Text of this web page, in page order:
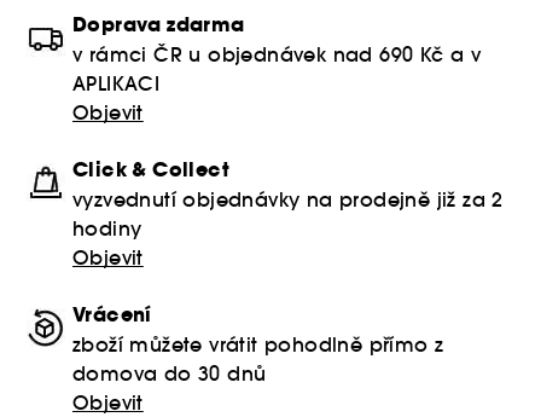
Doprava zdarma
v rámci ČR u objednávek nad 690 Kč a v
APLIKACI
Objevit
Click & Collect
vyzvednutí objednávky na prodejně již za 2
hodiny
Objevit
Vrácení
zboží můžete vrátit pohodlně přímo z
domova do 30 dnů
Objevit